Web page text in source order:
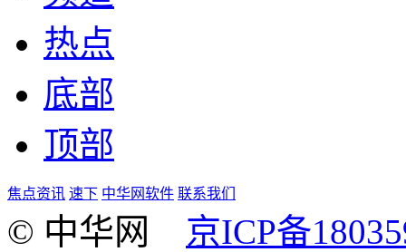
热点
底部
顶部
焦点资讯 速下 中华网软件 联系我们
© 中华网 京ICP备